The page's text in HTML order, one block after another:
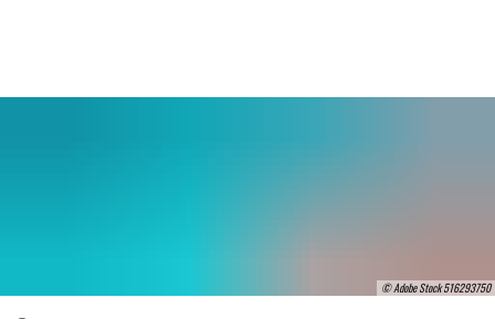
© Adobe Stock 516293750